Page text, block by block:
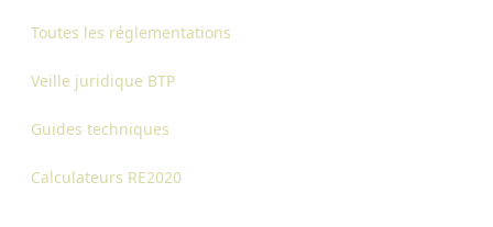
Toutes les réglementations
Veille juridique BTP
Guides techniques
Calculateurs RE2020